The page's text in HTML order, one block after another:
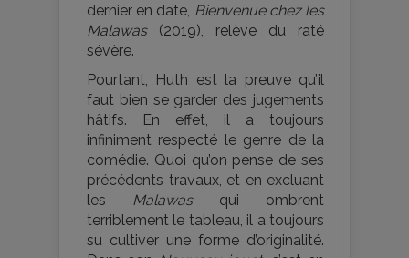
dernier en date, Bienvenue chez les
Malawas(2019), relève du raté
sévère.
Pourtant, Huth est la preuve qu’il
faut bien se garder des jugements
hâtifs. En effet, il a toujours
infiniment respecté le genre de la
comédie. Quoi qu’on pense de ses
précédents travaux, et en excluant
les
Malawasqui ombrent
terriblement le tableau, il a toujours
su cultiver une forme d’originalité.